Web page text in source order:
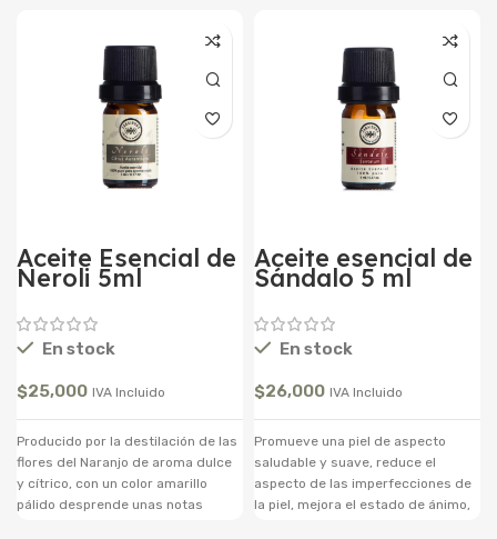
Aceite Esencial de
Neroli 5ml
En stock
$25,000 IVA Incluido
Producido por la destilación de las
flores del Naranjo de aroma dulce
y cítrico, con un color amarillo
pálido desprende unas notas
Aceite esencial de
Sándalo 5 ml
En stock
$26,000 IVA Incluido
Promueve una piel de aspecto
saludable y suave, reduce el
aspecto de las imperfecciones de
la piel, mejora el estado de ánimo,